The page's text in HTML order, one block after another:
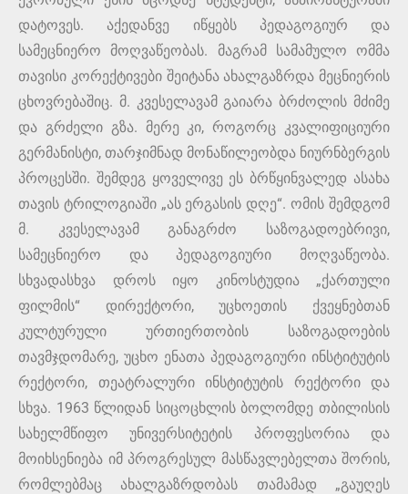
დატოვეს. აქედანვე იწყებს პედაგოგიურ და
სამეცნიერო მოღვაწეობას. მაგრამ სამამულო ომმა
თავისი კორექტივები შეიტანა ახალგაზრდა მეცნიერის
ცხოვრებაშიც. მ. კვესელავამ გაიარა ბრძოლის მძიმე
და გრძელი გზა. მერე კი, როგორც კვალიფიციური
გერმანისტი, თარჯიმნად მონაწილეობდა ნიურნბერგის
პროცესში. შემდეგ ყოველივე ეს ბრწყინვალედ ასახა
თავის ტრილოგიაში „ას ერგასის დღე“. ომის შემდგომ
მ. კვესელავამ განაგრძო საზოგადოებრივი,
სამეცნიერო და პედაგოგიური მოღვაწეობა.
სხვადასხვა დროს იყო კინოსტუდია „ქართული
ფილმის“ დირექტორი, უცხოეთის ქვეყნებთან
კულტურული ურთიერთობის საზოგადოების
თავმჯდომარე, უცხო ენათა პედაგოგიური ინსტიტუტის
რექტორი, თეატრალური ინსტიტუტის რექტორი და
სხვა. 1963 წლიდან სიცოცხლის ბოლომდე თბილისის
სახელმწიფო უნივერსიტეტის პროფესორია და
მოიხსენიება იმ პროგრესულ მასწავლებელთა შორის,
რომლებმაც ახალგაზრდობას თამამად „გაუღეს